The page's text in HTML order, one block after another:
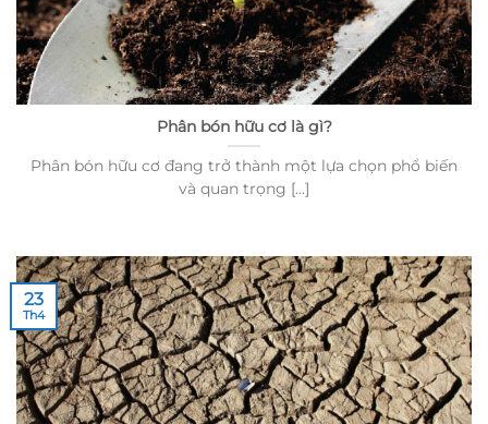
Phân bón hữu cơ là gì?
Phân bón hữu cơ đang trở thành một lựa chọn phổ biến
và quan trọng [...]
23
Th4